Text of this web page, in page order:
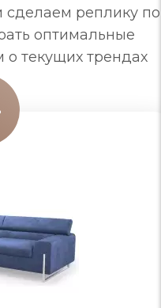
сделаем реплику по
оптимальные
текущих трендах